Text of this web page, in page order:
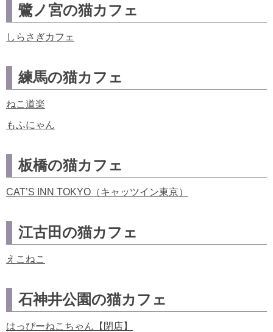
鷺ノ宮の猫カフェ
しらさぎカフェ
練馬の猫カフェ
ねこ道楽
もふにゃん
板橋の猫カフェ
CAT’S INN TOKYO（キャッツイン東京）
江古田の猫カフェ
えこねこ
石神井公園の猫カフェ
はっぴーねこちゃん【閉店】